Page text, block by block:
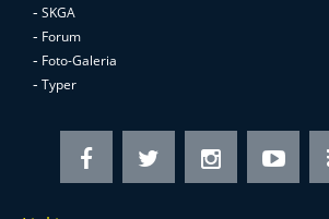
- SKGA
- Forum
- Foto-Galeria
- Typer